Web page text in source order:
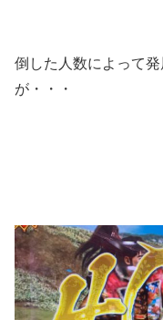
倒した人数によって
が・・・